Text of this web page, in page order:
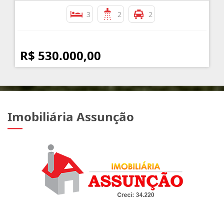
3 2 2
R$ 530.000,00
Imobiliária Assunção